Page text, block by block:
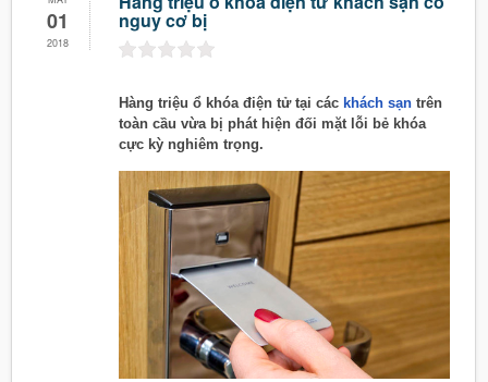
01
2018
nguy cơ bị
Hàng triệu ổ khóa điện tử tại các khách sạn trên
toàn cầu vừa bị phát hiện đối mặt lỗi bẻ khóa
cực kỳ nghiêm trọng.